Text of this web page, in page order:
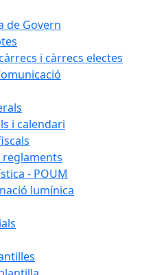
de Govern
i càrrecs electes
i calendari
reglaments
- POUM
lumínica